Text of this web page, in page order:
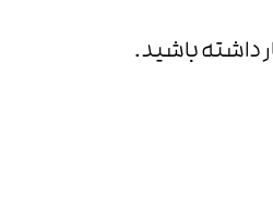
داشته باشید.